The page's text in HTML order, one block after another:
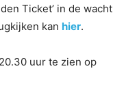
Ticket’ in de wacht
kan hier.
uur te zien op